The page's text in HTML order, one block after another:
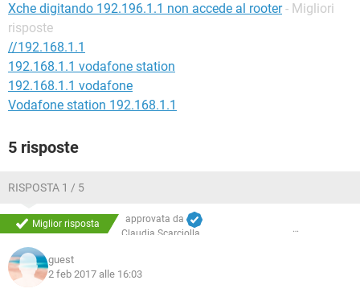
Xche digitando 192.196.1.1 non accede al rooter - Migliori
risposte
//192.168.1.1
192.168.1.1 vodafone station
192.168.1.1 vodafone
Vodafone station 192.168.1.1
5 risposte
RISPOSTA 1 / 5
Miglior risposta
approvata da
Claudia Scarciolla
guest
2 feb 2017 alle 16:03